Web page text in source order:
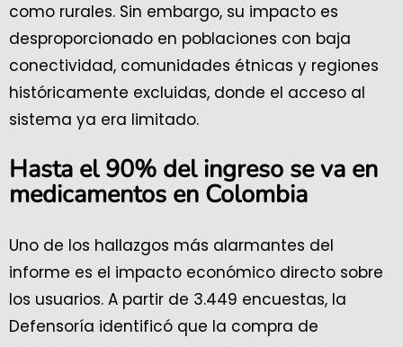
como rurales. Sin embargo, su impacto es
desproporcionado en poblaciones con baja
conectividad, comunidades étnicas y regiones
históricamente excluidas, donde el acceso al
sistema ya era limitado.
Hasta el 90% del ingreso se va en
medicamentos en Colombia
Uno de los hallazgos más alarmantes del
informe es el impacto económico directo sobre
los usuarios. A partir de 3.449 encuestas, la
Defensoría identificó que la compra de